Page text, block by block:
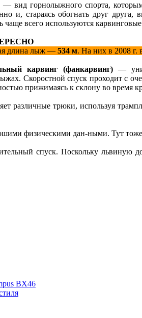
— вид горнолыжного спорта,
и, стараясь обогнать друг
чаще всего используются
длина лыж — 534 м. На них в 2008 г.
карвинг (фанкарвинг)—
Скоростной спуск проходит с
прижимаясь к склону во время
различные трюки, используя
физическими дан-ными. Тут
спуск. Поскольку львиную
BX46